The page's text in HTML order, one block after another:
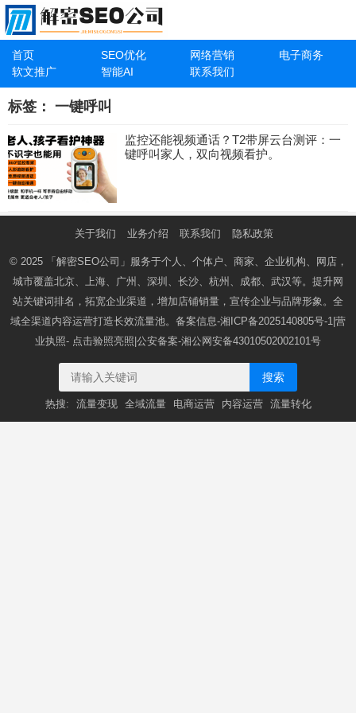
首页 SEO优化 网络营销
电子商务
软文推广
智能AI 联系我们
标签： 一键呼叫
监控还能视频通话？T2带屏云台测评：一
键呼叫家人，双向视频看护。
关于我们 业务介绍 联系我们 隐私政策
© 2025 「解密SEO公司」 服务于个人、个体户、商家、企业机构、网店，
城市覆盖北京、上海、广州、深圳、长沙、杭州、成都、武汉等。提升网
站关键词排名，拓宽企业渠道，增加店铺销量，宣传企业与品牌形象。全
域全渠道内容运营打造长效流量池。备案信息-湘ICP备2025140805号-1 |营
业执照- 点击验照亮照 |公安备案-湘公网安备43010502002101号
搜索
热搜: 流量变现 全域流量 电商运营 内容运营 流量转化